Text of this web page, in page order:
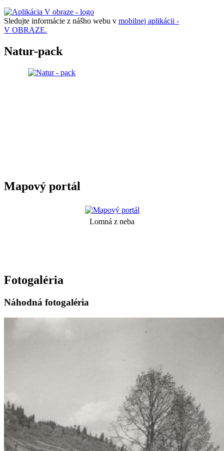
Sledujte informácie z nášho webu v mobilnej aplikácii -
V OBRAZE.
Natur-pack
Mapový portál
Lomná z neba
Fotogaléria
Náhodná fotogaléria